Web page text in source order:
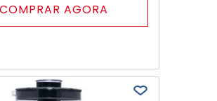
COMPRAR AGORA